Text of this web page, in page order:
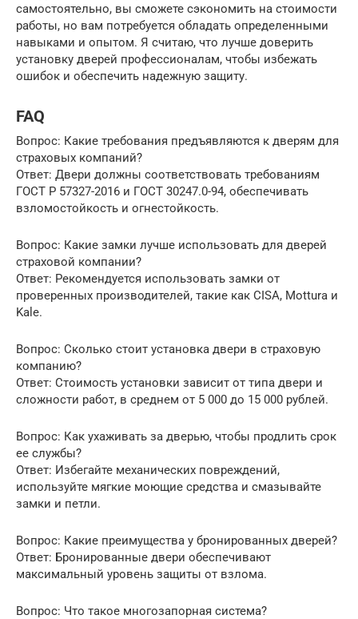
самостоятельно, вы сможете сэкономить на стоимости
работы, но вам потребуется обладать определенными
навыками и опытом. Я считаю, что лучше доверить
установку дверей профессионалам, чтобы избежать
ошибок и обеспечить надежную защиту.
FAQ
Вопрос: Какие требования предъявляются к дверям для
страховых компаний?
Ответ: Двери должны соответствовать требованиям
ГОСТ Р 57327-2016 и ГОСТ 30247.0-94, обеспечивать
взломостойкость и огнестойкость.
Вопрос: Какие замки лучше использовать для дверей
страховой компании?
Ответ: Рекомендуется использовать замки от
проверенных производителей, такие как CISA, Mottura и
Kale.
Вопрос: Сколько стоит установка двери в страховую
компанию?
Ответ: Стоимость установки зависит от типа двери и
сложности работ, в среднем от 5 000 до 15 000 рублей.
Вопрос: Как ухаживать за дверью, чтобы продлить срок
ее службы?
Ответ: Избегайте механических повреждений,
используйте мягкие моющие средства и смазывайте
замки и петли.
Вопрос: Какие преимущества у бронированных дверей?
Ответ: Бронированные двери обеспечивают
максимальный уровень защиты от взлома.
Вопрос: Что такое многозапорная система?